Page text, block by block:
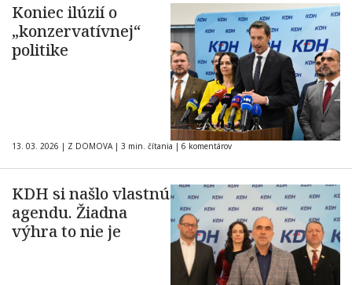
Koniec ilúzií o
„konzervatívnej“
politike
13. 03. 2026 | Z DOMOVA | 3 min. čítania | 6 komentárov
KDH si našlo vlastnú
agendu. Žiadna
výhra to nie je